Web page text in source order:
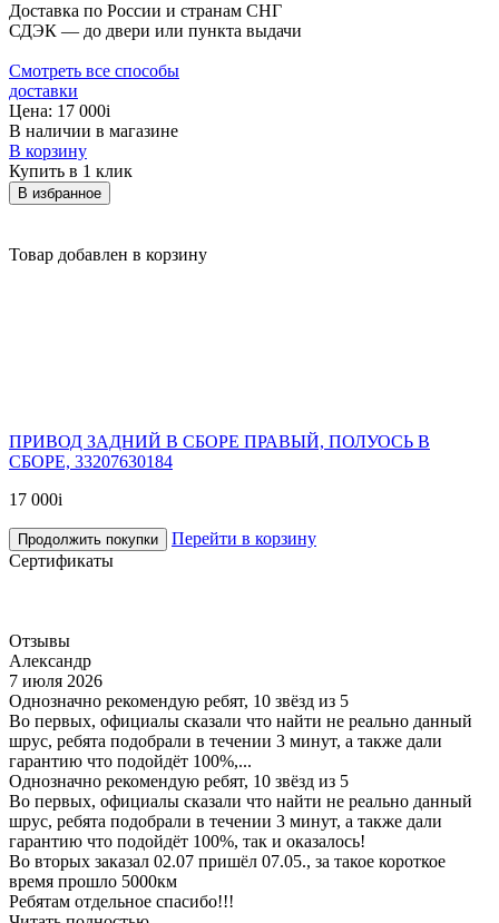
Доставка по России и странам СНГ
СДЭК — до двери или пункта выдачи
Смотреть все способы
доставки
Цена: 17 000i
В наличии в магазине
В корзину
Купить в 1 клик
В избранное
Товар добавлен в корзину
ПРИВОД ЗАДНИЙ В СБОРЕ ПРАВЫЙ, ПОЛУОСЬ В
СБОРЕ, 33207630184
17 000i
Продолжить покупки
Перейти в корзину
Сертификаты
Отзывы
Александр
7 июля 2026
Однозначно рекомендую ребят, 10 звёзд из 5
Во первых, официалы сказали что найти не реально данный
шрус, ребята подобрали в течении 3 минут, а также дали
гарантию что подойдёт 100%,...
Однозначно рекомендую ребят, 10 звёзд из 5
Во первых, официалы сказали что найти не реально данный
шрус, ребята подобрали в течении 3 минут, а также дали
гарантию что подойдёт 100%, так и оказалось!
Во вторых заказал 02.07 пришёл 07.05., за такое короткое
время прошло 5000км
Ребятам отдельное спасибо!!!